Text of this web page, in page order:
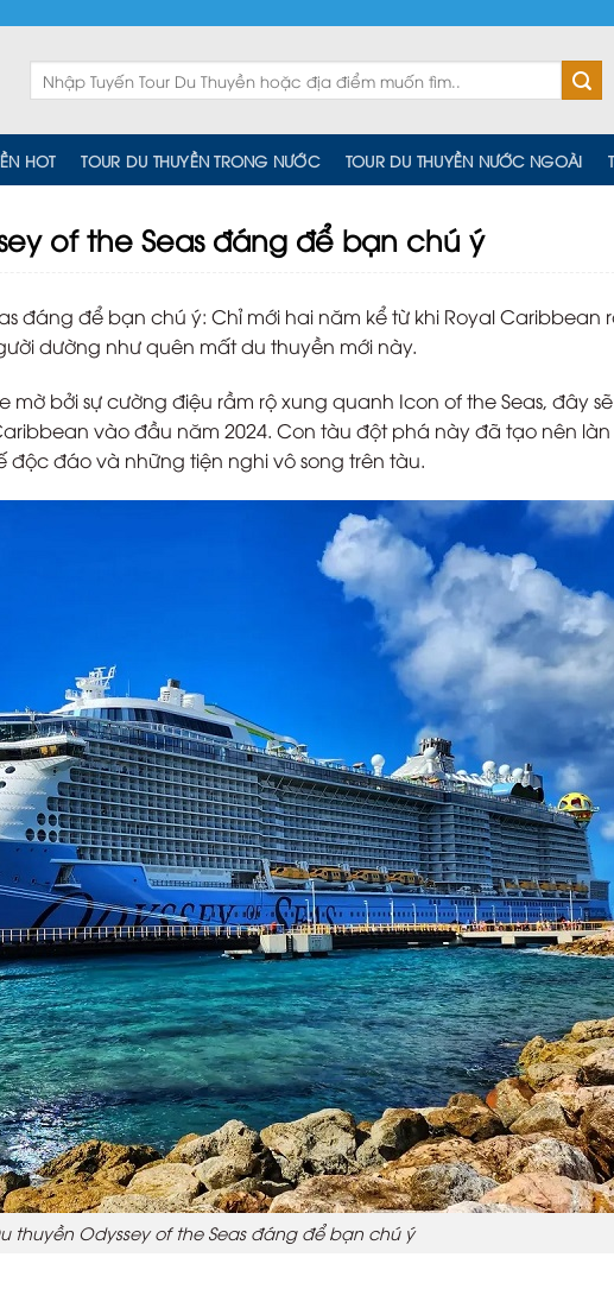
kiếm:
HOT TOUR DU THUYỀN TRONG NƯỚC TOUR DU THUYỀN NƯỚC NGOÀI
of the Seas đáng để bạn chú ý
đáng để bạn chú ý: Chỉ mới hai năm kể từ khi Royal Caribbean
dường như quên mất du thuyền mới này.
bởi sự cường điệu rầm rộ xung quanh Icon of the Seas, đây
vào đầu năm 2024. Con tàu đột phá này đã tạo nên làn
độc đáo và những tiện nghi vô song trên tàu.
thuyền Odyssey of the Seas đáng để bạn chú ý